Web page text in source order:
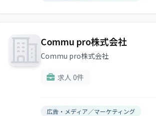
Commu pro株式会社
Commu pro株式会社
求人 0件
広告・メディア／マーケティング